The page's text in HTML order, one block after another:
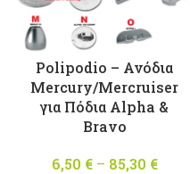
Polipodio – Ανόδια
Mercury/Mercruiser
για Πόδια Alpha &
Bravo
6,50 € – 85,30 €